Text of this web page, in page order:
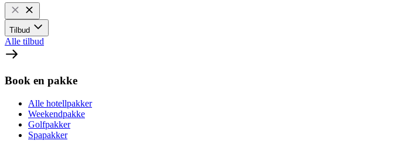
Tilbud
Alle tilbud
Book en pakke
Alle hotellpakker
Weekendpakke
Golfpakker
Spapakker